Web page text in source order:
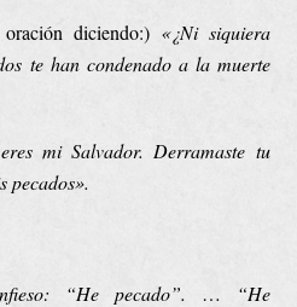
diciendo:) «¿Ni siquiera
te han condenado a la muerte
mi Salvador. Derramaste tu
pecados».
“He pecado”. … “He